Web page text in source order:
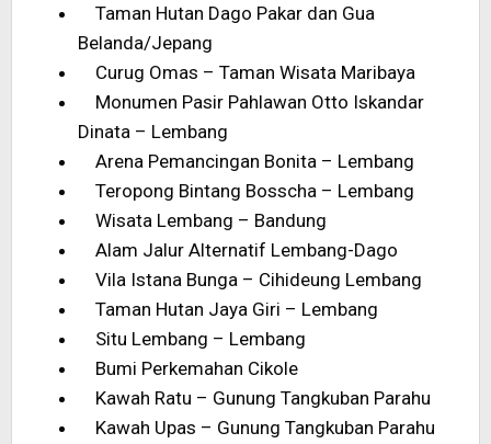
Taman Hutan Dago Pakar dan Gua
Belanda/Jepang
Curug Omas – Taman Wisata Maribaya
Monumen Pasir Pahlawan Otto Iskandar
Dinata – Lembang
Arena Pemancingan Bonita – Lembang
Teropong Bintang Bosscha – Lembang
Wisata Lembang – Bandung
Alam Jalur Alternatif Lembang-Dago
Vila Istana Bunga – Cihideung Lembang
Taman Hutan Jaya Giri – Lembang
Situ Lembang – Lembang
Bumi Perkemahan Cikole
Kawah Ratu – Gunung Tangkuban Parahu
Kawah Upas – Gunung Tangkuban Parahu